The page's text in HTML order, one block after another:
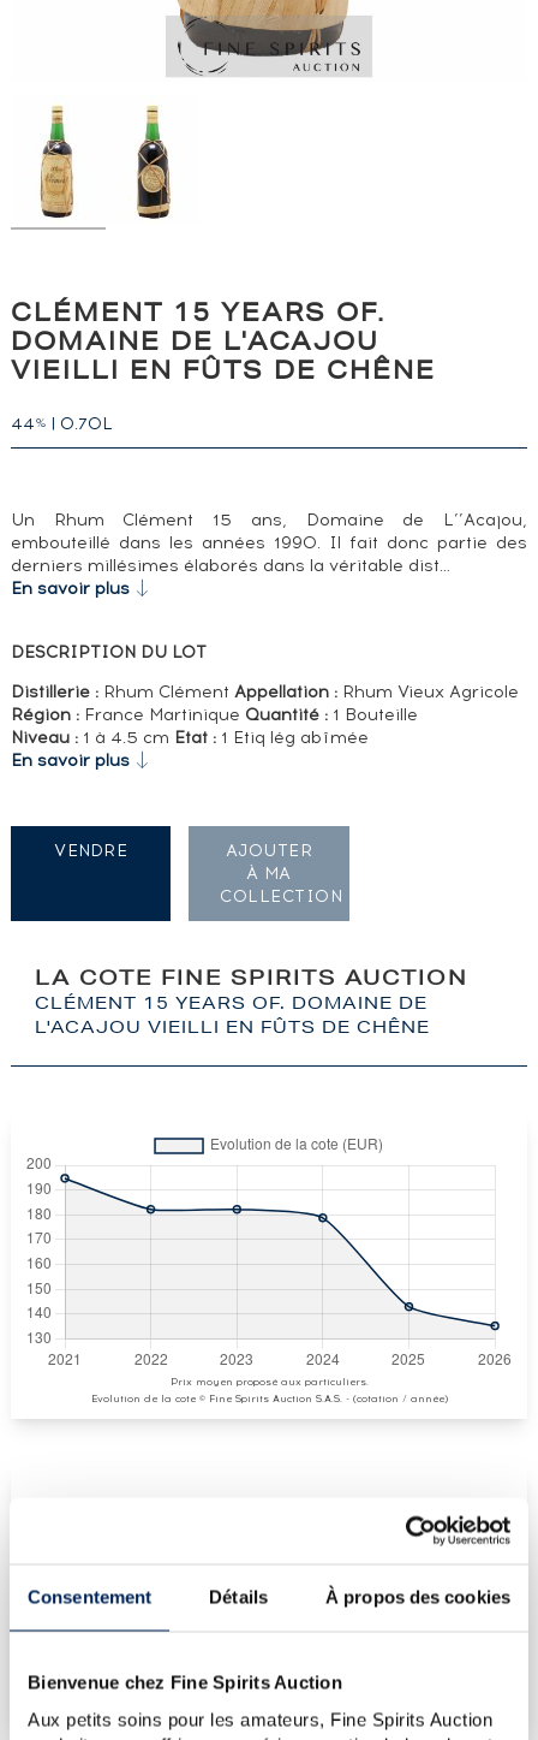
Consentement Détails À propos des cookies
Bienvenue chez Fine Spirits Auction
Aux petits soins pour les amateurs, Fine Spirits Auction
CLÉMENT 15 YEARS OF.
DOMAINE DE L'ACAJOU
VIEILLI EN FÛTS DE CHÊNE
44% | 0.70L
Un Rhum Clément 15 ans, Domaine de L’’Acajou,
embouteillé dans les années 1990. Il fait donc partie des
derniers millésimes élaborés dans la véritable dist…
En savoir plus
DESCRIPTION DU LOT
Distillerie :Rhum Clément Appellation :Rhum Vieux Agricole
Région : France Martinique Quantité :1 Bouteille
Niveau :1 à 4.5 cm Etat :1 Etiq lég abîmée
En savoir plus
LA COTE FINE SPIRITS AUCTION
CLÉMENT 15 YEARS OF. DOMAINE DE
L'ACAJOU VIEILLI EN FÛTS DE CHÊNE
Prix moyen proposé aux particuliers.
Evolution de la cote © Fine Spirits Auction S.A.S. - (cotation / année)
135 €
143€ (plus bas annuel)
VENDRE
AJOUTER
À MA
COLLECTION